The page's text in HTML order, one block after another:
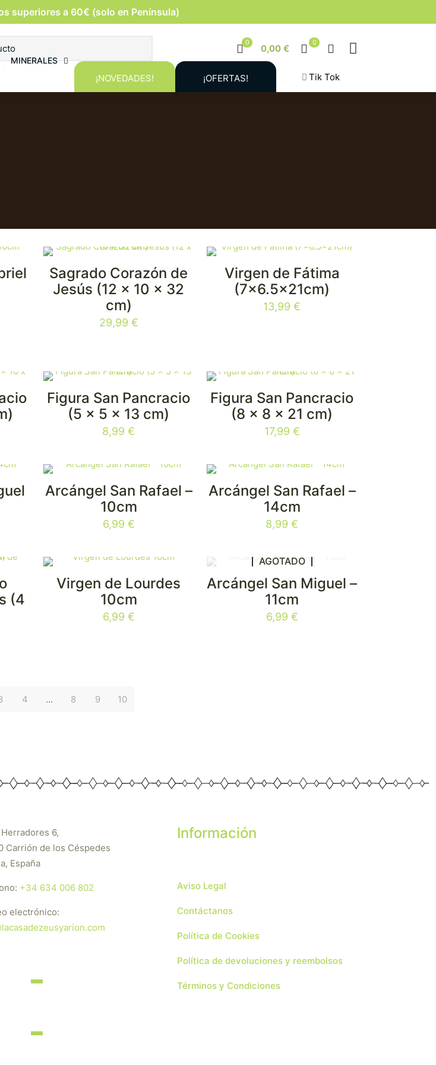
superiores a 60€ (solo en Península)
0
0,00 €
0
MINERALES
¡NOVEDADES! ¡OFERTAS! Tik Tok
Sagrado Corazón de
Jesús (12 x 10 x 32
cm)
29,99 €
Virgen de Fátima
(7×6.5x21cm)
13,99 €
Figura San Pancracio
(5 x 5 x 13 cm)
8,99 €
Figura San Pancracio
(8 x 8 x 21 cm)
17,99 €
Arcángel San Rafael –
10cm
6,99 €
Arcángel San Rafael –
14cm
8,99 €
(4
Virgen de Lourdes
10cm
6,99 €
AGOTADO
Arcángel San Miguel –
11cm
6,99 €
4 … 8 9 10
6,
Carrión de los Céspedes
España
+34 634 006 802
electrónico:
Información
Aviso Legal
Contáctanos
Política de Cookies
Política de devoluciones y reembolsos
Términos y Condiciones